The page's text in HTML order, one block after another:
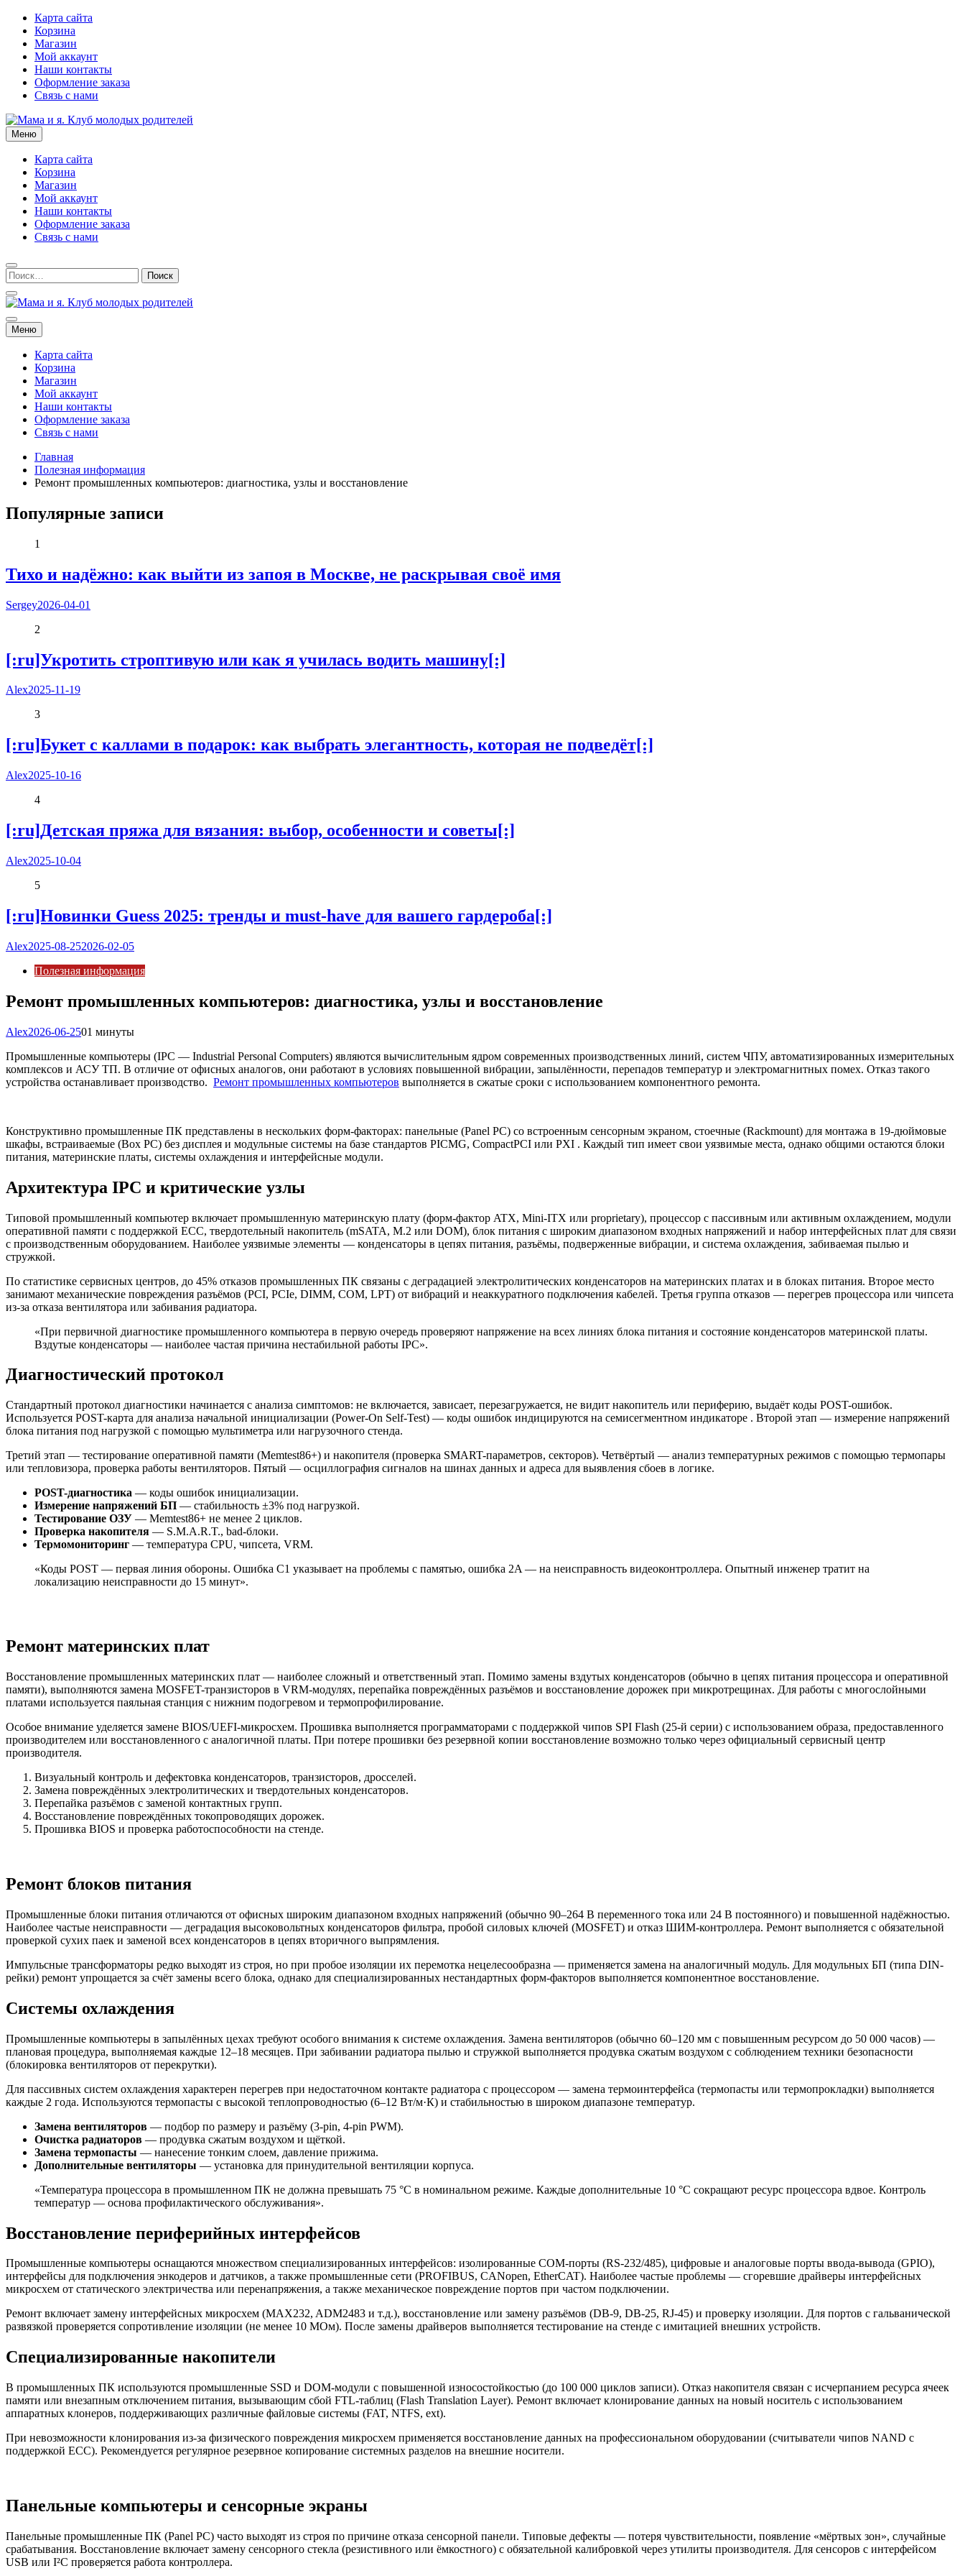
Перейти
содержимому
Карта сайта
Корзина
Магазин
Мой аккаунт
Наши контакты
Оформление заказа
Связь с нами
Мама и я. Клуб молодых родителей
Меню
Карта сайта
Корзина
Магазин
Мой аккаунт
Наши контакты
Оформление заказа
Связь с нами
Мама и я. Клуб молодых родителей
Меню
Карта сайта
Корзина
Магазин
Мой аккаунт
Наши контакты
Оформление заказа
Связь с нами
Главная
Полезная информация
Ремонт промышленных компьютеров: диагностика, узлы и восстановление
Популярные записи
1
Тихо и надёжно: как выйти из запоя в Москве, не раскрывая своё имя
Sergey2026-04-01
2
[:ru]Укротить строптивую или как я училась водить машину[:]
Alex2025-11-19
3
[:ru]Букет с каллами в подарок: как выбрать элегантность, которая не подведёт[:]
Alex2025-10-16
4
[:ru]Детская пряжа для вязания: выбор, особенности и советы[:]
Alex2025-10-04
5
[:ru]Новинки Guess 2025: тренды и must-have для вашего гардероба[:]
Alex2025-08-252026-02-05
Полезная информация
Ремонт промышленных компьютеров: диагностика, узлы и восстановление
Alex2026-06-2501 минуты
Промышленные компьютеры (IPC — Industrial Personal Computers) являются вычислительным ядром современных производственных линий, систем ЧПУ, автоматизированных измерительных
комплексов и АСУ ТП. В отличие от офисных аналогов, они работают в условиях повышенной вибрации, запылённости, перепадов температур и электромагнитных помех. Отказ такого
устройства останавливает производство. Ремонт промышленных компьютеров выполняется в сжатые сроки с использованием компонентного ремонта.
Конструктивно промышленные ПК представлены в нескольких форм-факторах: панельные (Panel PC) со встроенным сенсорным экраном, стоечные (Rackmount) для монтажа в 19-дюймовые
шкафы, встраиваемые (Box PC) без дисплея и модульные системы на базе стандартов PICMG, CompactPCI или PXI . Каждый тип имеет свои уязвимые места, однако общими остаются блоки
питания, материнские платы, системы охлаждения и интерфейсные модули.
Архитектура IPC и критические узлы
Типовой промышленный компьютер включает промышленную материнскую плату (форм-фактор ATX, Mini-ITX или proprietary), процессор с пассивным или активным охлаждением, модули
оперативной памяти с поддержкой ECC, твердотельный накопитель (mSATA, M.2 или DOM), блок питания с широким диапазоном входных напряжений и набор интерфейсных плат для связи
с производственным оборудованием. Наиболее уязвимые элементы — конденсаторы в цепях питания, разъёмы, подверженные вибрации, и система охлаждения, забиваемая пылью и
стружкой.
По статистике сервисных центров, до 45% отказов промышленных ПК связаны с деградацией электролитических конденсаторов на материнских платах и в блоках питания. Второе место
занимают механические повреждения разъёмов (PCI, PCIe, DIMM, COM, LPT) от вибраций и неаккуратного подключения кабелей. Третья группа отказов — перегрев процессора или чипсета
из-за отказа вентилятора или забивания радиатора.
«При первичной диагностике промышленного компьютера в первую очередь проверяют напряжение на всех линиях блока питания и состояние конденсаторов материнской платы.
Вздутые конденсаторы — наиболее частая причина нестабильной работы IPC».
Диагностический протокол
Стандартный протокол диагностики начинается с анализа симптомов: не включается, зависает, перезагружается, не видит накопитель или периферию, выдаёт коды POST-ошибок.
Используется POST-карта для анализа начальной инициализации (Power-On Self-Test) — коды ошибок индицируются на семисегментном индикаторе . Второй этап — измерение напряжений
блока питания под нагрузкой с помощью мультиметра или нагрузочного стенда.
Третий этап — тестирование оперативной памяти (Memtest86+) и накопителя (проверка SMART-параметров, секторов). Четвёртый — анализ температурных режимов с помощью термопары
или тепловизора, проверка работы вентиляторов. Пятый — осциллография сигналов на шинах данных и адреса для выявления сбоев в логике.
POST-диагностика — коды ошибок инициализации.
Измерение напряжений БП — стабильность ±3% под нагрузкой.
Тестирование ОЗУ — Memtest86+ не менее 2 циклов.
Проверка накопителя — S.M.A.R.T., bad-блоки.
Термомониторинг — температура CPU, чипсета, VRM.
«Коды POST — первая линия обороны. Ошибка C1 указывает на проблемы с памятью, ошибка 2A — на неисправность видеоконтроллера. Опытный инженер тратит на
локализацию неисправности до 15 минут».
Ремонт материнских плат
Восстановление промышленных материнских плат — наиболее сложный и ответственный этап. Помимо замены вздутых конденсаторов (обычно в цепях питания процессора и оперативной
памяти), выполняются замена MOSFET-транзисторов в VRM-модулях, перепайка повреждённых разъёмов и восстановление дорожек при микротрещинах. Для работы с многослойными
платами используется паяльная станция с нижним подогревом и термопрофилирование.
Особое внимание уделяется замене BIOS/UEFI-микросхем. Прошивка выполняется программаторами с поддержкой чипов SPI Flash (25-й серии) с использованием образа, предоставленного
производителем или восстановленного с аналогичной платы. При потере прошивки без резервной копии восстановление возможно только через официальный сервисный центр
производителя.
Визуальный контроль и дефектовка конденсаторов, транзисторов, дросселей.
Замена повреждённых электролитических и твердотельных конденсаторов.
Перепайка разъёмов с заменой контактных групп.
Восстановление повреждённых токопроводящих дорожек.
Прошивка BIOS и проверка работоспособности на стенде.
Ремонт блоков питания
Промышленные блоки питания отличаются от офисных широким диапазоном входных напряжений (обычно 90–264 В переменного тока или 24 В постоянного) и повышенной надёжностью.
Наиболее частые неисправности — деградация высоковольтных конденсаторов фильтра, пробой силовых ключей (MOSFET) и отказ ШИМ-контроллера. Ремонт выполняется с обязательной
проверкой сухих паек и заменой всех конденсаторов в цепях вторичного выпрямления.
Импульсные трансформаторы редко выходят из строя, но при пробое изоляции их перемотка нецелесообразна — применяется замена на аналогичный модуль. Для модульных БП (типа DIN-
рейки) ремонт упрощается за счёт замены всего блока, однако для специализированных нестандартных форм-факторов выполняется компонентное восстановление.
Системы охлаждения
Промышленные компьютеры в запылённых цехах требуют особого внимания к системе охлаждения. Замена вентиляторов (обычно 60–120 мм с повышенным ресурсом до 50 000 часов) —
плановая процедура, выполняемая каждые 12–18 месяцев. При забивании радиатора пылью и стружкой выполняется продувка сжатым воздухом с соблюдением техники безопасности
(блокировка вентиляторов от перекрутки).
Для пассивных систем охлаждения характерен перегрев при недостаточном контакте радиатора с процессором — замена термоинтерфейса (термопасты или термопрокладки) выполняется
каждые 2 года. Используются термопасты с высокой теплопроводностью (6–12 Вт/м·К) и стабильностью в широком диапазоне температур.
Замена вентиляторов — подбор по размеру и разъёму (3-pin, 4-pin PWM).
Очистка радиаторов — продувка сжатым воздухом и щёткой.
Замена термопасты — нанесение тонким слоем, давление прижима.
Дополнительные вентиляторы — установка для принудительной вентиляции корпуса.
«Температура процессора в промышленном ПК не должна превышать 75 °C в номинальном режиме. Каждые дополнительные 10 °C сокращают ресурс процессора вдвое. Контроль
температур — основа профилактического обслуживания».
Восстановление периферийных интерфейсов
Промышленные компьютеры оснащаются множеством специализированных интерфейсов: изолированные COM-порты (RS-232/485), цифровые и аналоговые порты ввода-вывода (GPIO),
интерфейсы для подключения энкодеров и датчиков, а также промышленные сети (PROFIBUS, CANopen, EtherCAT). Наиболее частые проблемы — сгоревшие драйверы интерфейсных
микросхем от статического электричества или перенапряжения, а также механическое повреждение портов при частом подключении.
Ремонт включает замену интерфейсных микросхем (MAX232, ADM2483 и т.д.), восстановление или замену разъёмов (DB-9, DB-25, RJ-45) и проверку изоляции. Для портов с гальванической
развязкой проверяется сопротивление изоляции (не менее 10 МОм). После замены драйверов выполняется тестирование на стенде с имитацией внешних устройств.
Специализированные накопители
В промышленных ПК используются промышленные SSD и DOM-модули с повышенной износостойкостью (до 100 000 циклов записи). Отказ накопителя связан с исчерпанием ресурса ячеек
памяти или внезапным отключением питания, вызывающим сбой FTL-таблиц (Flash Translation Layer). Ремонт включает клонирование данных на новый носитель с использованием
аппаратных клонеров, поддерживающих различные файловые системы (FAT, NTFS, ext).
При невозможности клонирования из-за физического повреждения микросхем применяется восстановление данных на профессиональном оборудовании (считыватели чипов NAND с
поддержкой ECC). Рекомендуется регулярное резервное копирование системных разделов на внешние носители.
Панельные компьютеры и сенсорные экраны
Панельные промышленные ПК (Panel PC) часто выходят из строя по причине отказа сенсорной панели. Типовые дефекты — потеря чувствительности, появление «мёртвых зон», случайные
срабатывания. Восстановление включает замену сенсорного стекла (резистивного или ёмкостного) с обязательной калибровкой через утилиты производителя. Для сенсоров с интерфейсом
USB или I²C проверяется работа контроллера.